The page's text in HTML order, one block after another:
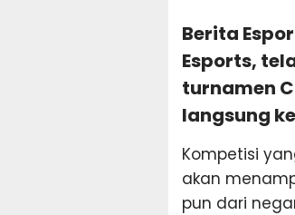
Berita
Esports,
turnamen
langsung
Kompetisi
akan
pun dari